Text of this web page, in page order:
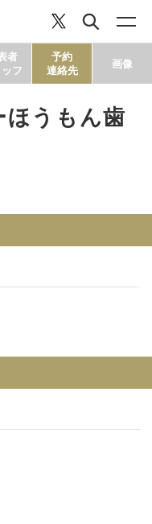
者
フ
予約
連絡先
画像
ほうもん歯